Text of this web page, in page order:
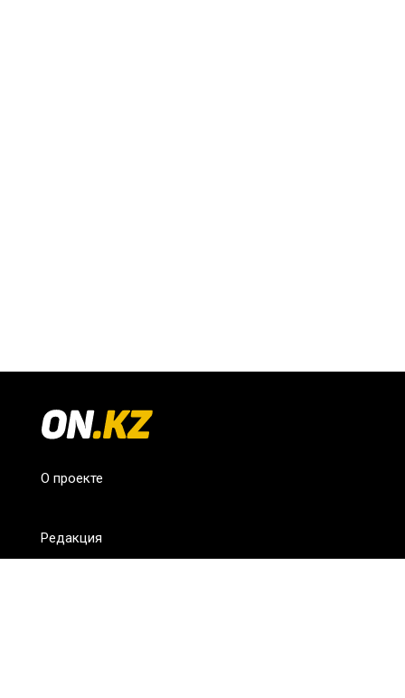
О проекте
Редакция